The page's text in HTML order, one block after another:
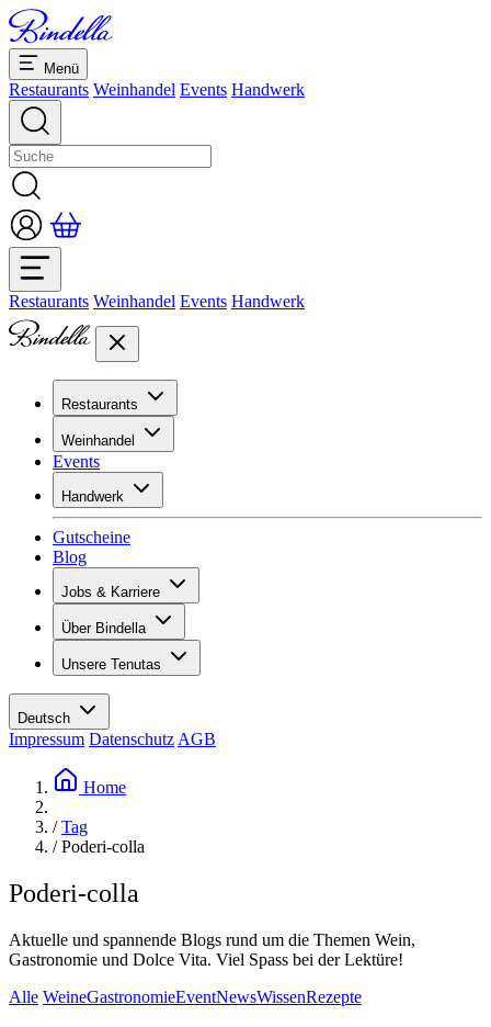
Menü
Restaurants Weinhandel Events Handwerk
Restaurants Weinhandel Events Handwerk
Restaurants
Übersicht Restaurants
Bankette & Events
Dolcezze
Weinhandel
Übersicht
Sortiment
Vinotecas
Inspiration
Weinwissen
Events
Handwerk
Übersicht
Gipsen
Gutscheine
Blog
Jobs & Karriere
Übersicht
Offene Stellen
Ihre Vorteile
Werte
Über Bindella
Geschichte
Les Moby Dicks
Kontakte
Nachhaltigkeit
Unsere Tenutas
Deutsch
Impressum Datenschutz AGB
Home
/ Tag
/ Poderi-colla
Poderi-colla
Aktuelle und spannende Blogs rund um die Themen Wein,
Gastronomie und Dolce Vita. Viel Spass bei der Lektüre!
Alle WeineGastronomieEventNewsWissenRezepte